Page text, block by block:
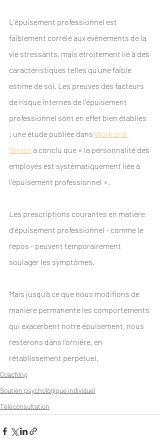
L'épuisement professionnel est
faiblement corrélé aux événements de la
vie stressants, mais étroitement lié à des
caractéristiques telles qu'une faible
estime de soi. Les preuves des facteurs
de risque internes de l’épuisement
professionnel sont en effet bien établies
: une étude publiée dans Work and
Stress a conclu que « la personnalité des
employés est systématiquement liée à
l’épuisement professionnel ».
Les prescriptions courantes en matière
d'épuisement professionnel - comme le
repos - peuvent temporairement
soulager les symptômes.
Mais jusqu’à ce que nous modifions de
manière permanente les comportements
qui exacerbent notre épuisement, nous
resterons dans l’ornière, en
rétablissement perpétuel.
Coaching
Soutien psychologique individuel
Téléconsultation